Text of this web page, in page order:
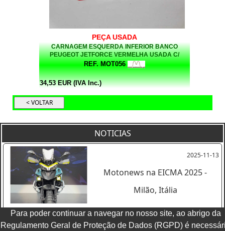
PEÇA USADA
CARNAGEM ESQUERDA INFERIOR BANCO
PEUGEOT JETFORCE VERMELHA USADA C/
DEFEITOS (VENDIDO NO ESTADO EM QUE SE
ENCONTRA)
REF. MOT056
34,53 EUR (IVA Inc.)
NOTICIAS
2025-11-13
Motonews na EICMA 2025 -
Milão, Itália
Para poder continuar a navegar no nosso site, ao abrigo da
Regulamento Geral de Proteção de Dados (RGPD) é